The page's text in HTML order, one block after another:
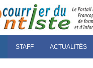
STAFF ACTUALITÉS